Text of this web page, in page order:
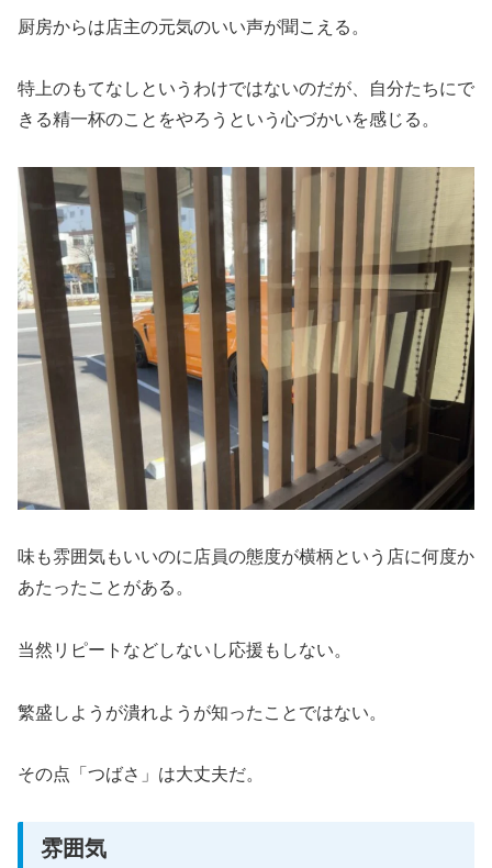
厨房からは店主の元気のいい声が聞こえる。
特上のもてなしというわけではないのだが、自分たちにで
きる精一杯のことをやろうという心づかいを感じる。
味も雰囲気もいいのに店員の態度が横柄という店に何度か
あたったことがある。
当然リピートなどしないし応援もしない。
繁盛しようが潰れようが知ったことではない。
その点「つばさ」は大丈夫だ。
雰囲気